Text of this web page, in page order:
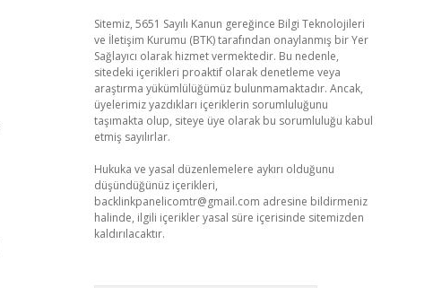
Sitemiz, 5651 Sayılı Kanun gereğince Bilgi Teknolojileri
ve İletişim Kurumu (BTK) tarafından onaylanmış bir Yer
Sağlayıcı olarak hizmet vermektedir. Bu nedenle,
sitedeki içerikleri proaktif olarak denetleme veya
araştırma yükümlülüğümüz bulunmamaktadır. Ancak,
üyelerimiz yazdıkları içeriklerin sorumluluğunu
taşımakta olup, siteye üye olarak bu sorumluluğu kabul
etmiş sayılırlar.
Hukuka ve yasal düzenlemelere aykırı olduğunu
düşündüğünüz içerikleri,
backlinkpanelicomtr@gmail.com adresine bildirmeniz
halinde, ilgili içerikler yasal süre içerisinde sitemizden
kaldırılacaktır.